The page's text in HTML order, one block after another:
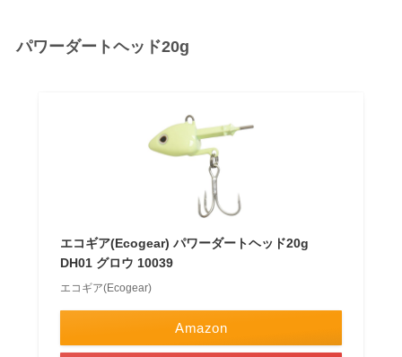
パワーダートヘッド20g
エコギア(Ecogear) パワーダートヘッド20g
DH01 グロウ 10039
エコギア(Ecogear)
Amazon